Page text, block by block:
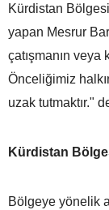
Kürdistan
yapan Mesrur
çatışmanın veya
Önceliğimiz
uzak tutmaktır."
Kürdistan
Bölgeye yönelik